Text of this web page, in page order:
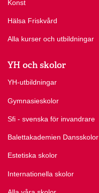
Konst
Hälsa Friskvård
Alla kurser och utbildningar
YH och skolor
YH-utbildningar
Gymnasieskolor
Sfi - svenska för invandrare
Balettakademien Dansskolor
Estetiska skolor
Internationella skolor